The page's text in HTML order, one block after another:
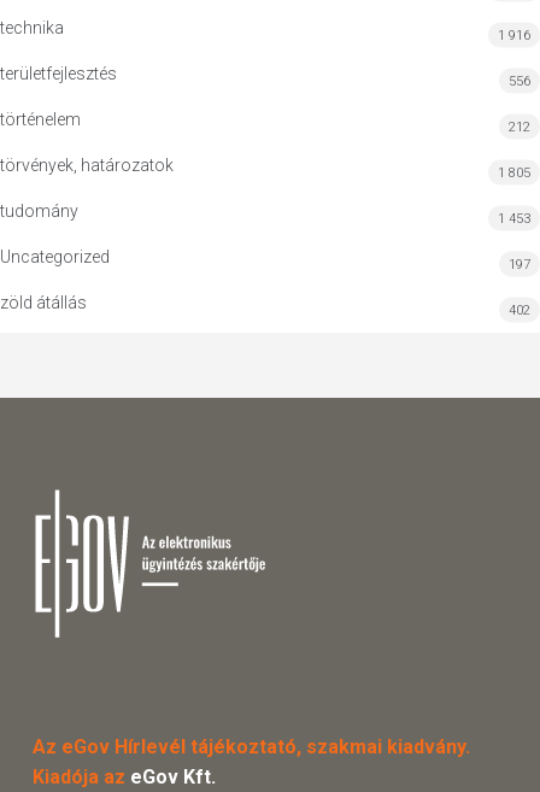
technika 1 916
területfejlesztés 556
történelem 212
törvények, határozatok 1 805
tudomány 1 453
Uncategorized 197
zöld átállás 402
Az eGov Hírlevél tájékoztató, szakmai kiadvány.
Kiadója az eGov Kft.